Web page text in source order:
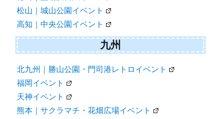
松山｜城山公園イベント
高知｜中央公園イベント
九州
北九州｜勝山公園・門司港レトロイベント
福岡イベント
天神イベント
熊本｜サクラマチ・花畑広場イベント